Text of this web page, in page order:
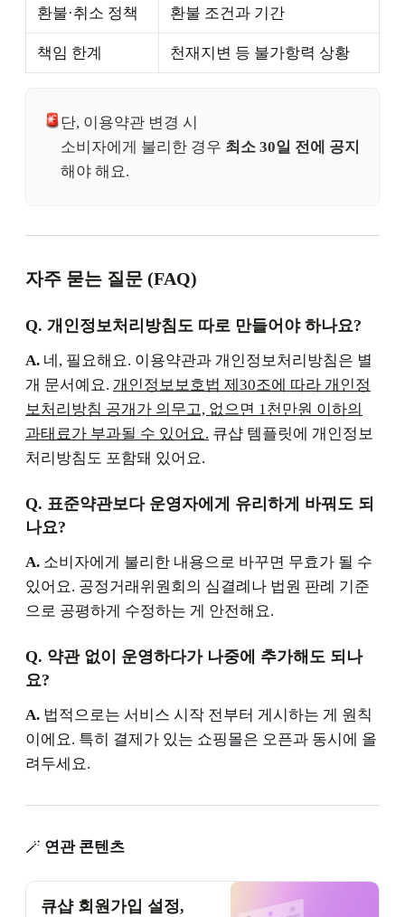
환불·취소 정책 환불 조건과 기간
책임 한계 천재지변 등 불가항력 상황
단, 이용약관 변경 시
소비자에게 불리한 경우 최소 30일 전에 공지
해야 해요.
자주 묻는 질문 (FAQ)
Q. 개인정보처리방침도 따로 만들어야 하나요?
A. 네, 필요해요. 이용약관과 개인정보처리방침은 별
개 문서예요. 개인정보보호법 제30조에 따라 개인정
보처리방침 공개가 의무고, 없으면 1천만원 이하의
과태료가 부과될 수 있어요. 큐샵 템플릿에 개인정보
처리방침도 포함돼 있어요.
Q. 표준약관보다 운영자에게 유리하게 바꿔도 되
나요?
A. 소비자에게 불리한 내용으로 바꾸면 무효가 될 수
있어요. 공정거래위원회의 심결례나 법원 판례 기준
으로 공평하게 수정하는 게 안전해요.
Q. 약관 없이 운영하다가 나중에 추가해도 되나
요?
A. 법적으로는 서비스 시작 전부터 게시하는 게 원칙
이에요. 특히 결제가 있는 쇼핑몰은 오픈과 동시에 올
려두세요.
🪄 연관 콘텐츠
큐샵 회원가입 설정,